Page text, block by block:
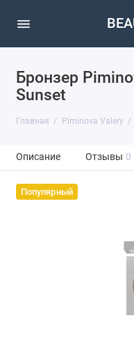
Бронзер
Sunset
Главная Piminova Valery
Описание Отзывы 0
Популярный